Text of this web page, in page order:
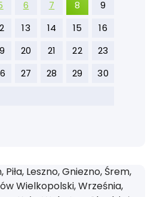
6 7 8
9
13 14 15
16
20 21 22
23
27 28 29
30
Piła, Leszno, Gniezno, Śrem,
Wielkopolski, Września,